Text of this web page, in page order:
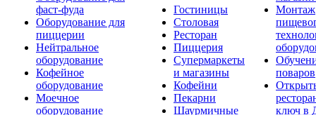
фаст-фуда
Оборудование для
пиццерии
Нейтральное
оборудование
Кофейное
оборудование
Моечное
оборудование
Гостиницы
Столовая
Ресторан
Пиццерия
Супермаркеты
и магазины
Кофейни
Пекарни
Шаурмичные
Монтаж
поваров
ключ в